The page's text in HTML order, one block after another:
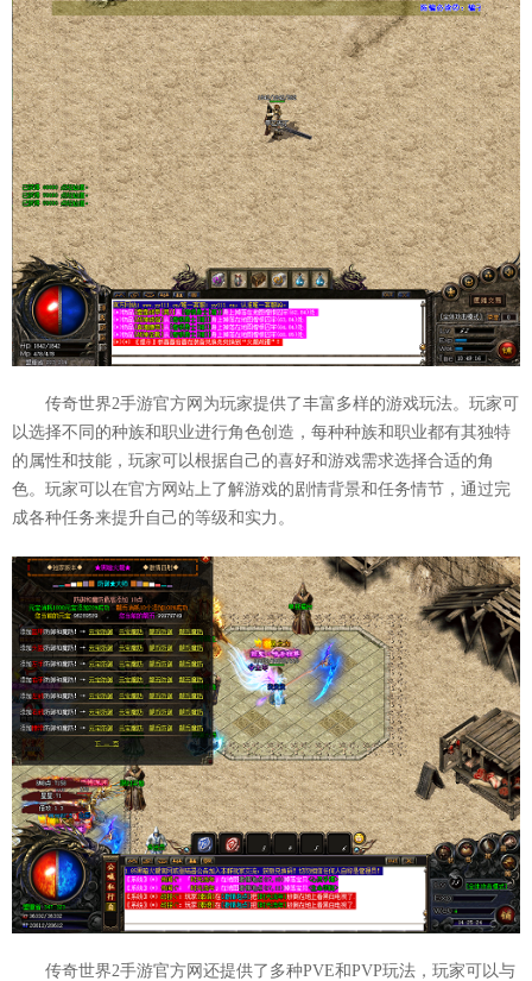
传奇世界2手游官方网为玩家提供了丰富多样的游戏玩法。玩家可
以选择不同的种族和职业进行角色创造，每种种族和职业都有其独特
的属性和技能，玩家可以根据自己的喜好和游戏需求选择合适的角
色。玩家可以在官方网站上了解游戏的剧情背景和任务情节，通过完
成各种任务来提升自己的等级和实力。
传奇世界2手游官方网还提供了多种PVE和PVP玩法，玩家可以与